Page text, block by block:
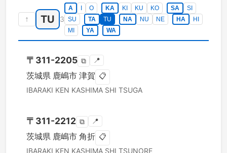
↑ TU 3
A O KA KI KU KO SA
SI
SU
TA TU NA NU NE HA
HI
MI
YA WA
〒 311-2205 ⧉ 📍
茨城県 鹿嶋市 津賀 📋
IBARAKI KEN KASHIMA SHI TSUGA
〒 311-2212 ⧉ 📍
茨城県 鹿嶋市 角折 📋
IBARAKI KEN KASHIMA SHI TSUNORE